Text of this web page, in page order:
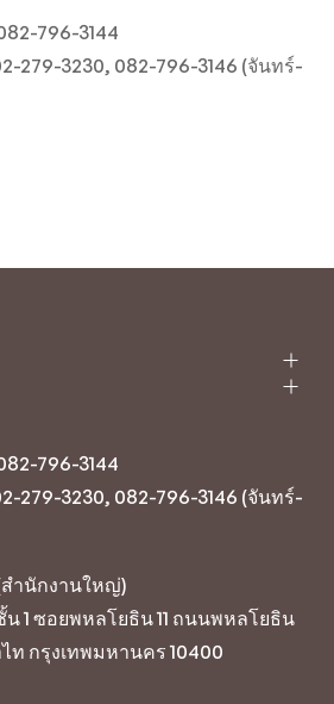
796-3144
279-3230, 082-796-3146 (จันทร์-
796-3144
279-3230, 082-796-3146 (จันทร์-
ำนักงานใหญ่)
1 ซอยพหลโยธิน 11 ถนนพหลโยธิน
กรุงเทพมหานคร 10400